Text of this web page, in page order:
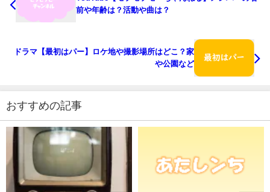
前や年齢は？活動や曲は？
ドラマ【最初はパー】ロケ地や撮影場所はどこ？家
や公園など
おすすめの記事